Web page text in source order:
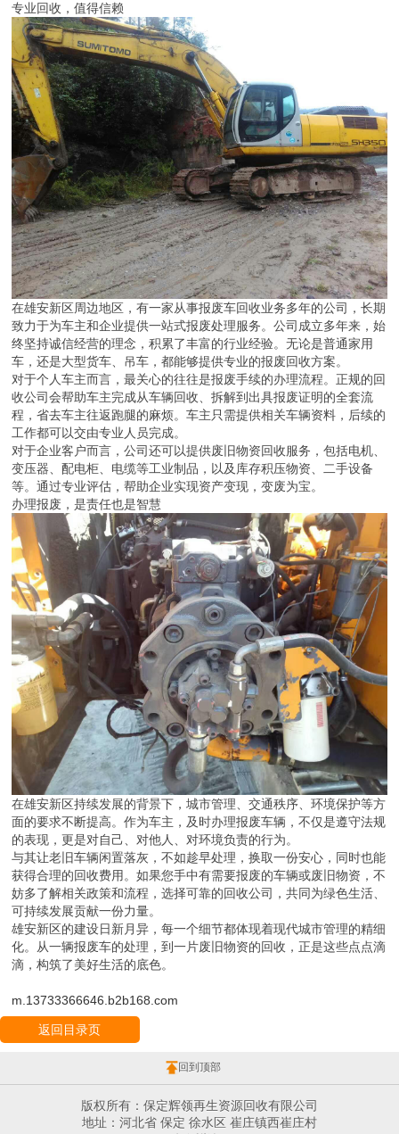
专业回收，值得信赖
在雄安新区周边地区，有一家从事报废车回收业务多年的公司，长期
致力于为车主和企业提供一站式报废处理服务。公司成立多年来，始
终坚持诚信经营的理念，积累了丰富的行业经验。无论是普通家用
车，还是大型货车、吊车，都能够提供专业的报废回收方案。
对于个人车主而言，最关心的往往是报废手续的办理流程。正规的回
收公司会帮助车主完成从车辆回收、拆解到出具报废证明的全套流
程，省去车主往返跑腿的麻烦。车主只需提供相关车辆资料，后续的
工作都可以交由专业人员完成。
对于企业客户而言，公司还可以提供废旧物资回收服务，包括电机、
变压器、配电柜、电缆等工业制品，以及库存积压物资、二手设备
等。通过专业评估，帮助企业实现资产变现，变废为宝。
办理报废，是责任也是智慧
在雄安新区持续发展的背景下，城市管理、交通秩序、环境保护等方
面的要求不断提高。作为车主，及时办理报废车辆，不仅是遵守法规
的表现，更是对自己、对他人、对环境负责的行为。
与其让老旧车辆闲置落灰，不如趁早处理，换取一份安心，同时也能
获得合理的回收费用。如果您手中有需要报废的车辆或废旧物资，不
妨多了解相关政策和流程，选择可靠的回收公司，共同为绿色生活、
可持续发展贡献一份力量。
雄安新区的建设日新月异，每一个细节都体现着现代城市管理的精细
化。从一辆报废车的处理，到一片废旧物资的回收，正是这些点点滴
滴，构筑了美好生活的底色。
m.13733366646.b2b168.com
返回目录页
回到顶部
版权所有：保定辉领再生资源回收有限公司
地址：河北省 保定 徐水区 崔庄镇西崔庄村